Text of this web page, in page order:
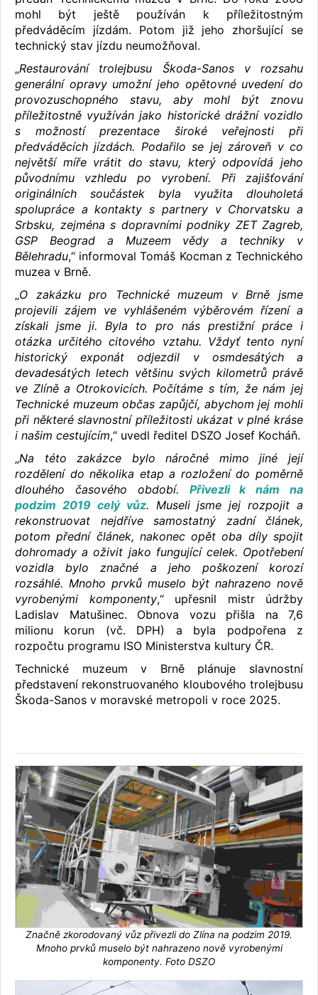
mohl být ještě používán k příležitostným
předváděcím jízdám. Potom již jeho zhoršující se
technický stav jízdu neumožňoval.
„Restaurování trolejbusu Škoda-Sanos v rozsahu
generální opravy umožní jeho opětovné uvedení do
provozuschopného stavu, aby mohl být znovu
příležitostně využíván jako historické drážní vozidlo
s možností prezentace široké veřejnosti při
předváděcích jízdách. Podařilo se jej zároveň v co
největší míře vrátit do stavu, který odpovídá jeho
původnímu vzhledu po vyrobení. Při zajišťování
originálních součástek byla využita dlouholetá
spolupráce a kontakty s partnery v Chorvatsku a
Srbsku, zejména s dopravními podniky ZET Zagreb,
GSP Beograd a Muzeem vědy a techniky v
Bělehradu,“ informoval Tomáš Kocman z Technického
muzea v Brně.
„O zakázku pro Technické muzeum v Brně jsme
projevili zájem ve vyhlášeném výběrovém řízení a
získali jsme ji. Byla to pro nás prestižní práce i
otázka určitého citového vztahu. Vždyť tento nyní
historický exponát odjezdil v osmdesátých a
devadesátých letech většinu svých kilometrů právě
ve Zlíně a Otrokovicích. Počítáme s tím, že nám jej
Technické muzeum občas zapůjčí, abychom jej mohli
při některé slavnostní příležitosti ukázat v plné kráse
i našim cestujícím,“ uvedl ředitel DSZO Josef Kocháň.
„Na této zakázce bylo náročné mimo jiné její
rozdělení do několika etap a rozložení do poměrně
dlouhého časového období. Přivezli k nám na
podzim 2019 celý vůz. Museli jsme jej rozpojit a
rekonstruovat nejdříve samostatný zadní článek,
potom přední článek, nakonec opět oba díly spojit
dohromady a oživit jako fungující celek. Opotřebení
vozidla bylo značné a jeho poškození korozí
rozsáhlé. Mnoho prvků muselo být nahrazeno nově
vyrobenými komponenty,“ upřesnil mistr údržby
Ladislav Matušinec. Obnova vozu přišla na 7,6
milionu korun (vč. DPH) a byla podpořena z
rozpočtu programu ISO Ministerstva kultury ČR.
Technické muzeum v Brně plánuje slavnostní
představení rekonstruovaného kloubového trolejbusu
Škoda-Sanos v moravské metropoli v roce 2025.
Značně zkorodovaný vůz přivezli do Zlína na podzim 2019.
Mnoho prvků muselo být nahrazeno nově vyrobenými
komponenty. Foto DSZO